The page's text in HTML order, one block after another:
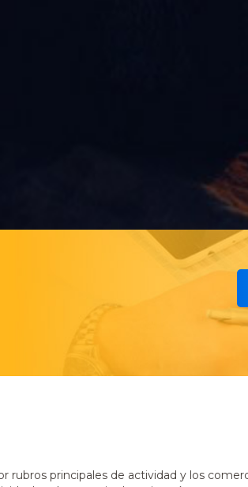
rubros principales de actividad y los